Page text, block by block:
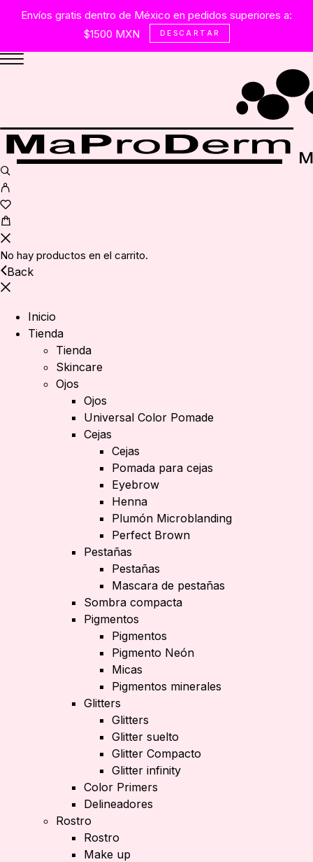
Envíos gratis dentro de México en pedidos superiores a:
$1500 MXN
DESCARTAR
No hay productos en el carrito.
Back
Inicio
Tienda
Tienda
Skincare
Ojos
Ojos
Universal Color Pomade
Cejas
Cejas
Pomada para cejas
Eyebrow
Henna
Plumón Microblanding
Perfect Brown
Pestañas
Pestañas
Mascara de pestañas
Sombra compacta
Pigmentos
Pigmentos
Pigmento Neón
Micas
Pigmentos minerales
Glitters
Glitters
Glitter suelto
Glitter Compacto
Glitter infinity
Color Primers
Delineadores
Rostro
Rostro
Make up